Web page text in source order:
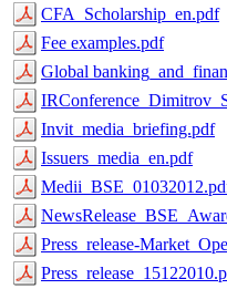
CFA_Scholarship_en.pdf
Fee examples.pdf
Global
Invit_media_briefing.pdf
Issuers_media_en.pdf
Press_release-